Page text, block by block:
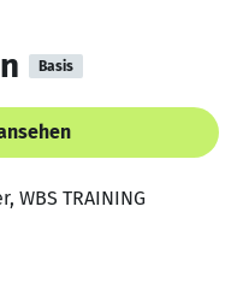
Basis
WBS TRAINING